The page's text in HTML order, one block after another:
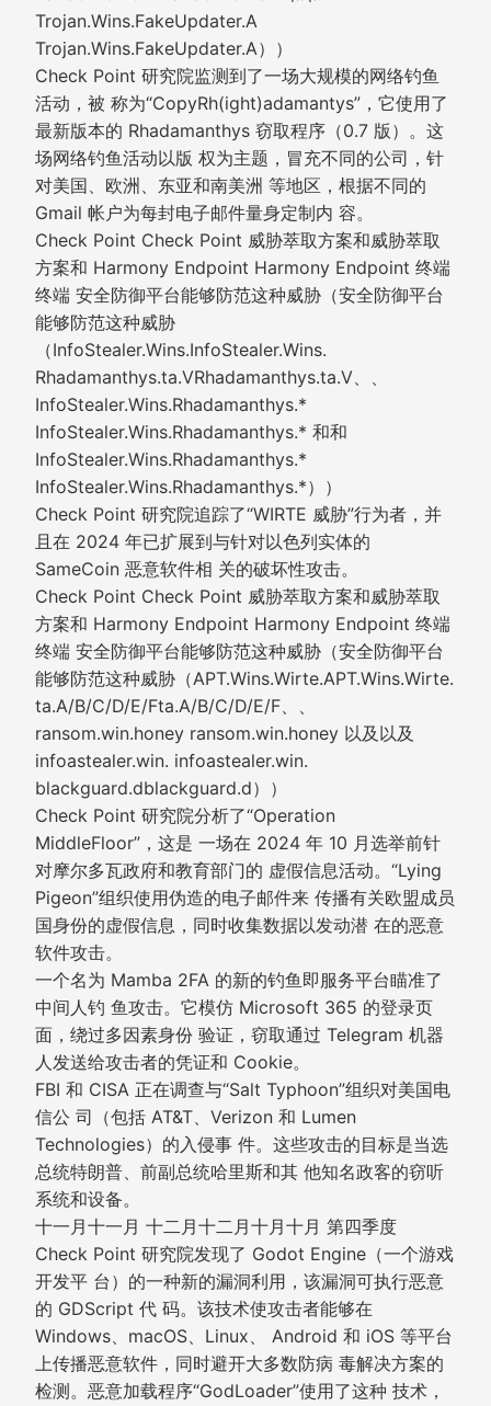
Trojan.Wins.FakeUpdater.A
Trojan.Wins.FakeUpdater.A））
Check Point 研究院监测到了一场大规模的网络钓鱼
活动，被 称为“CopyRh(ight)adamantys”，它使用了
最新版本的 Rhadamanthys 窃取程序（0.7 版）。这
场网络钓鱼活动以版 权为主题，冒充不同的公司，针
对美国、欧洲、东亚和南美洲 等地区，根据不同的
Gmail 帐户为每封电子邮件量身定制内 容。
Check Point Check Point 威胁萃取方案和威胁萃取
方案和 Harmony Endpoint Harmony Endpoint 终端
终端 安全防御平台能够防范这种威胁（安全防御平台
能够防范这种威胁
（InfoStealer.Wins.InfoStealer.Wins.
Rhadamanthys.ta.VRhadamanthys.ta.V、、
InfoStealer.Wins.Rhadamanthys.*
InfoStealer.Wins.Rhadamanthys.* 和和
InfoStealer.Wins.Rhadamanthys.*
InfoStealer.Wins.Rhadamanthys.*））
Check Point 研究院追踪了“WIRTE 威胁”行为者，并
且在 2024 年已扩展到与针对以色列实体的
SameCoin 恶意软件相 关的破坏性攻击。
Check Point Check Point 威胁萃取方案和威胁萃取
方案和 Harmony Endpoint Harmony Endpoint 终端
终端 安全防御平台能够防范这种威胁（安全防御平台
能够防范这种威胁（APT.Wins.Wirte.APT.Wins.Wirte.
ta.A/B/C/D/E/Fta.A/B/C/D/E/F、、
ransom.win.honey ransom.win.honey 以及以及
infoastealer.win. infoastealer.win.
blackguard.dblackguard.d））
Check Point 研究院分析了“Operation
MiddleFloor”，这是 一场在 2024 年 10 月选举前针
对摩尔多瓦政府和教育部门的 虚假信息活动。“Lying
Pigeon”组织使用伪造的电子邮件来 传播有关欧盟成员
国身份的虚假信息，同时收集数据以发动潜 在的恶意
软件攻击。
一个名为 Mamba 2FA 的新的钓鱼即服务平台瞄准了
中间人钓 鱼攻击。它模仿 Microsoft 365 的登录页
面，绕过多因素身份 验证，窃取通过 Telegram 机器
人发送给攻击者的凭证和 Cookie。
FBI 和 CISA 正在调查与“Salt Typhoon”组织对美国电
信公 司（包括 AT&T、Verizon 和 Lumen
Technologies）的入侵事 件。这些攻击的目标是当选
总统特朗普、前副总统哈里斯和其 他知名政客的窃听
系统和设备。
十一月十一月 十二月十二月十月十月 第四季度
Check Point 研究院发现了 Godot Engine（一个游戏
开发平 台）的一种新的漏洞利用，该漏洞可执行恶意
的 GDScript 代 码。该技术使攻击者能够在
Windows、macOS、Linux、 Android 和 iOS 等平台
上传播恶意软件，同时避开大多数防病 毒解决方案的
检测。恶意加载程序“GodLoader”使用了这种 技术，